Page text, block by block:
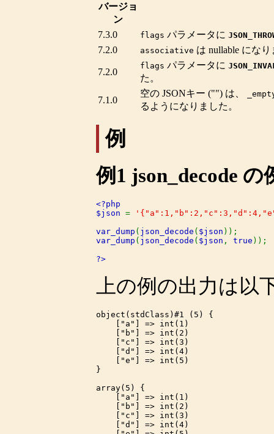
バージョ
ン
7.3.0
flags パラメータに
7.2.0 associative は nullable にな
7.2.0
flags パラメータに
た。
7.1.0
空の JSONキー ("") は、
るようになりました。
例
例1 json_decode の
<?php
$json =
var_dump ( json_decode ( $json
var_dump ( json_decode ( $json , true ));
?>
上の例の出力は以
object(stdClass)#1 (5) {
    ["a"] => int(1)
    ["b"] => int(2)
    ["c"] => int(3)
    ["d"] => int(4)
    ["e"] => int(5)
}
array(5) {
    ["a"] => int(1)
    ["b"] => int(2)
    ["c"] => int(3)
    ["d"] => int(4)